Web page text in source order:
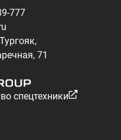
ALGUS